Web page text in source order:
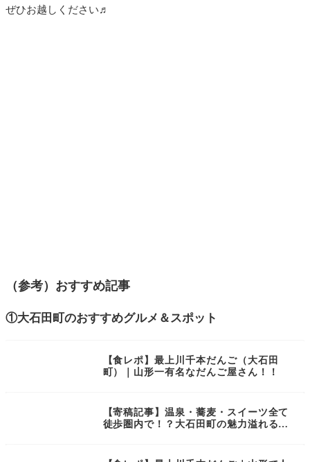
ぜひお越しください♬
（参考）おすすめ記事
①大石田町のおすすめグルメ＆スポット
【食レポ】最上川千本だんご（大石田
町）｜山形一有名なだんご屋さん！！
【寄稿記事】温泉・蕎麦・スイーツ全て
徒歩圏内で！？大石田町の魅力溢れるス